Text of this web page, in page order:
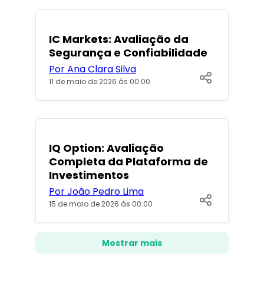
IC Markets: Avaliação da
Segurança e Confiabilidade
Por Ana Clara Silva
11 de maio de 2026 às 00:00
POPULARES
IQ Option: Avaliação
Completa da Plataforma de
Investimentos
Por João Pedro Lima
15 de maio de 2026 às 00:00
Mostrar mais